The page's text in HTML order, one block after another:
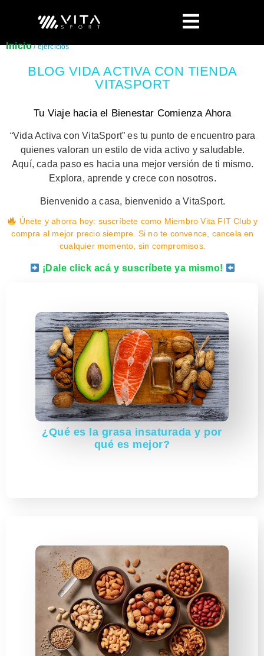
Inicio/ ejercicios
BLOG VIDA ACTIVA CON TIENDA
VITASPORT
Tu Viaje hacia el Bienestar Comienza Ahora
“Vida Activa con VitaSport” es tu punto de encuentro para
quienes valoran un estilo de vida activo y saludable.
Aquí, cada paso es hacia una mejor versión de ti mismo.
Explora, aprende y crece con nosotros.
Bienvenido a casa, bienvenido a VitaSport.
Únete y ahorra hoy: suscríbete como Miembro Vita FIT Club y
compra al mejor precio siempre. Si no te convence, cancela en
cualquier momento, sin compromisos.
¡Dale click acá y suscríbete ya mismo!
¿Qué es la grasa insaturada y por
qué es mejor?